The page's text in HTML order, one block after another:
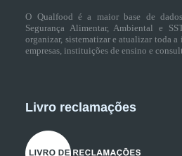
O Qualfood é a maior base de
Segurança Alimentar, Ambiental e
organizar, sistematizar e atualizar toda a
empresas, instituições de ensino e
Livro reclamações